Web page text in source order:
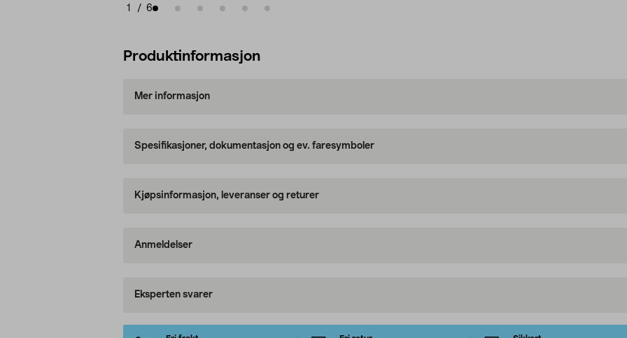
1 / 6
Produktinformasjon
Mer informasjon
Spesifikasjoner, dokumentasjon og ev. faresymboler
Kjøpsinformasjon, leveranser og returer
Anmeldelser
Eksperten svarer